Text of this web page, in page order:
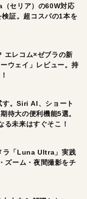
セリア）の60W対応
証。超コスパの1本を
エレコム×ゼブラの新
ウェイ」レビュー。持
。Siri AI、ショート
待大の便利機能5選。
未来はすぐそこ！
ラ「Luna Ultra」実践
ズーム・夜間撮影をチ